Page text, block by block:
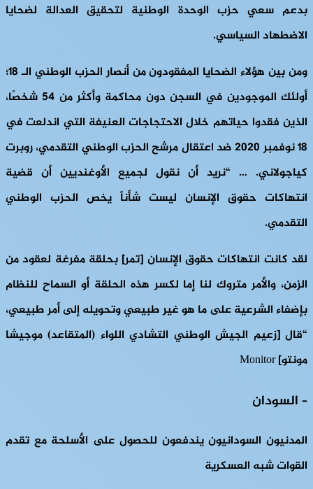
بدعم سعي حزب الوحدة الوطنية لتحقيق العدالة لضحايا
الاضطهاد السياسي.
ومن بين هؤلاء الضحايا المفقودون من أنصار الحزب الوطني الـ 18؛
أولئك الموجودين في السجن دون محاكمة وأكثر من 54 شخصًا،
الذين فقدوا حياتهم خلال الاحتجاجات العنيفة التي اندلعت في
18 نوفمبر 2020 ضد اعتقال مرشح الحزب الوطني التقدمي، روبرت
كياجولاني. … “نريد أن نقول لجميع الأوغنديين أن قضية
انتهاكات حقوق الإنسان ليست شأناً يخص الحزب الوطني
التقدمي.
لقد كانت انتهاكات حقوق الإنسان [تمر] بحلقة مفرغة لعقود من
الزمن، والأمر متروك لنا إما لكسر هذه الحلقة أو السماح للنظام
بإضفاء الشرعية على ما هو غير طبيعي وتحويله إلى أمر طبيعي،
“قال [زعيم الجيش الوطني التشادي اللواء (المتقاعد) موجيشا
مونتو] Monitor
– السودان
المدنيون السودانيون يندفعون للحصول على الأسلحة مع تقدم
القوات شبه العسكرية